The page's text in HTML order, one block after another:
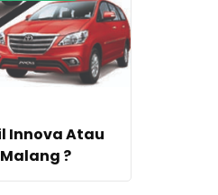
Innova Atau
?